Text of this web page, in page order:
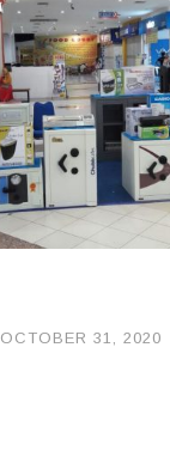
OCTOBER 31, 2020